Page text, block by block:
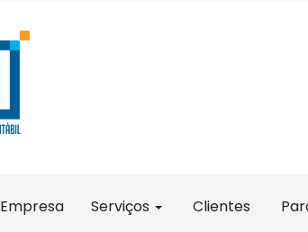
Empresa Serviços Clientes